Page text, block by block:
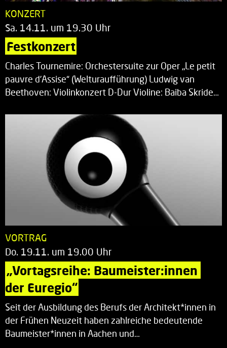
KONZERT
Sa. 14.11. um 19.30 Uhr
Festkonzert
Charles Tournemire: Orchestersuite zur Oper „Le petit
pauvre d’Assise“ (Welturaufführung) Ludwig van
Beethoven: Violinkonzert D-Dur Violine: Baiba Skride…
VORTRAG
Do. 19.11. um 19.00 Uhr
„Vortagsreihe: Baumeister:innen
der Euregio“
Seit der Ausbildung des Berufs der Architekt*innen in
der Frühen Neuzeit haben zahlreiche bedeutende
Baumeister*innen in Aachen und…